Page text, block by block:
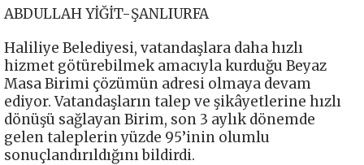
ABDULLAH YİĞİT-ŞANLIURFA
Haliliye Belediyesi, vatandaşlara daha hızlı
hizmet götürebilmek amacıyla kurduğu Beyaz
Masa Birimi çözümün adresi olmaya devam
ediyor. Vatandaşların talep ve şikâyetlerine hızlı
dönüşü sağlayan Birim, son 3 aylık dönemde
gelen taleplerin yüzde 95’inin olumlu
sonuçlandırıldığını bildirdi.